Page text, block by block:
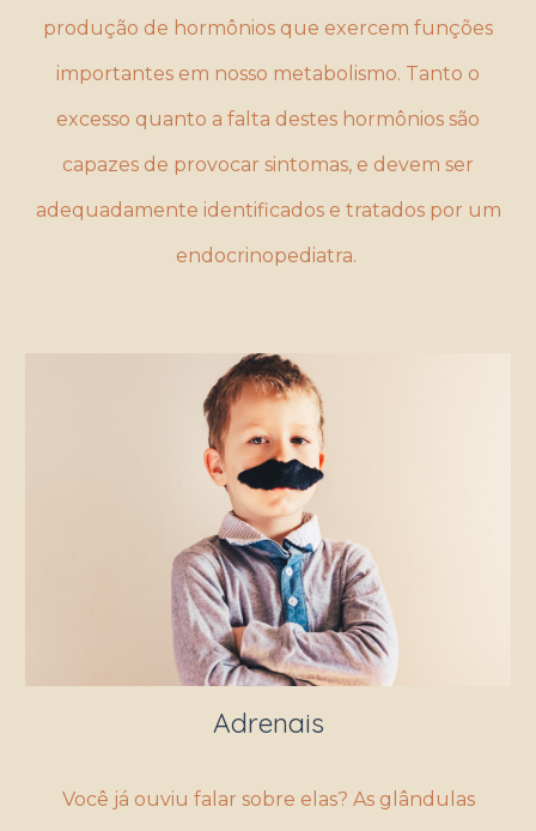
produção de hormônios que exercem funções
importantes em nosso metabolismo. Tanto o
excesso quanto a falta destes hormônios são
capazes de provocar sintomas, e devem ser
adequadamente identificados e tratados por um
endocrinopediatra.
Adrenais
Você já ouviu falar sobre elas? As glândulas